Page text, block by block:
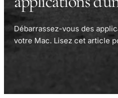
Débarrassez-vous des
votre Mac. Lisez cet article